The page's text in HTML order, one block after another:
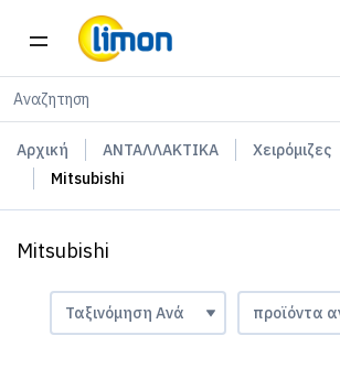
Αρχική ΑΝΤΑΛΛΑΚΤΙΚΑ Χειρόμιζες
Mitsubishi
Mitsubishi